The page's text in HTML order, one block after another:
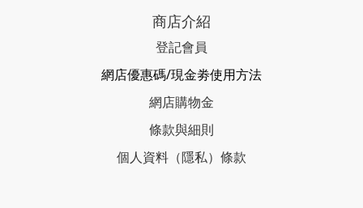
商店介紹
登記會員
網店優惠碼/現金劵使用方法
網店購物金
條款與細則
個人資料（隱私）條款